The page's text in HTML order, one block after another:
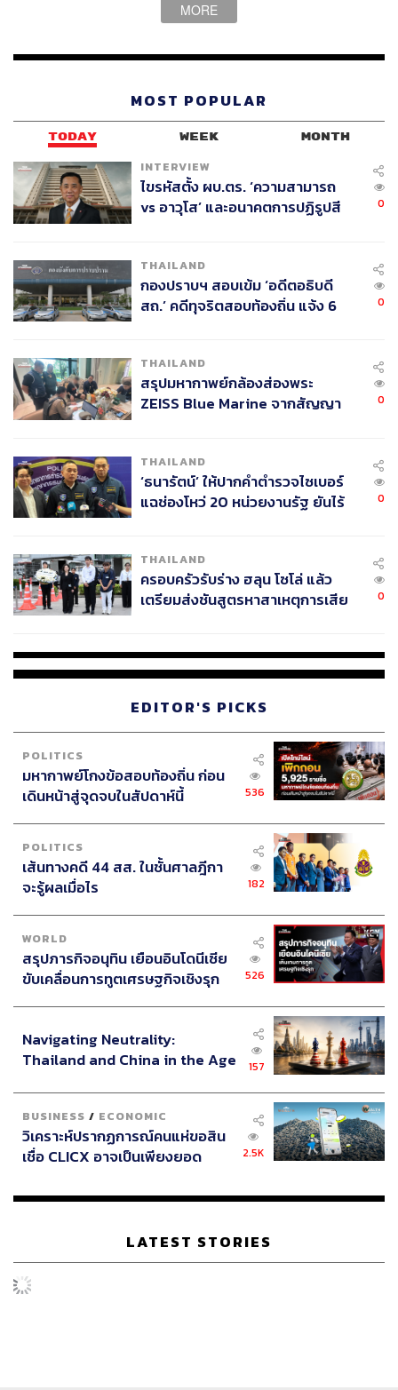
MORE
MOST POPULAR
TODAY WEEK MONTH
INTERVIEW
ไขรหัสตั้ง ผบ.ตร. ‘ความสามารถ
vs อาวุโส’ และอนาคตการปฏิรูปสี
0
THAILAND
กองปราบฯ สอบเข้ม ‘อดีตอธิบดี
สถ.’ คดีทุจริตสอบท้องถิ่น แจ้ง 6
0
THAILAND
สรุปมหากาพย์กล้องส่องพระ
ZEISS Blue Marine จากสัญญา
จ่ายหนี้-แอบระบุแบรนด์
0
THAILAND
‘ธนารัตน์’ ให้ปากคำตำรวจไซเบอร์
แฉช่องโหว่ 20 หน่วยงานรัฐ ยันไร้
0
THAILAND
ครอบครัวรับร่าง ฮลุน โซโล่ แล้ว
เตรียมส่งชันสูตรหาสาเหตุการเสีย
0
EDITOR'S PICKS
POLITICS
มหากาพย์โกงข้อสอบท้องถิ่น ก่อน
เดินหน้าสู่จุดจบในสัปดาห์นี้
536
POLITICS
เส้นทางคดี 44 สส. ในชั้นศาลฎีกา
จะรู้ผลเมื่อไร
182
WORLD
สรุปภารกิจอนุทิน เยือนอินโดนีเซีย
ขับเคลื่อนการทูตเศรษฐกิจเชิงรุก
526
Navigating Neutrality:
Thailand and China in the Age
157
BUSINESS / ECONOMIC
วิเคราะห์ปรากฏการณ์คนแห่ขอสิน
เชื่อ CLICX อาจเป็นเพียงยอด
เรือนไทยที่ถูกซุกไว้
2.5K
LATEST STORIES